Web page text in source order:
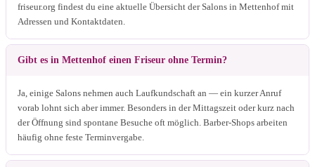
friseur.org findest du eine aktuelle Übersicht der Salons in Mettenhof mit
Adressen und Kontaktdaten.
Gibt es in Mettenhof einen Friseur ohne Termin?
Ja, einige Salons nehmen auch Laufkundschaft an — ein kurzer Anruf
vorab lohnt sich aber immer. Besonders in der Mittagszeit oder kurz nach
der Öffnung sind spontane Besuche oft möglich. Barber-Shops arbeiten
häufig ohne feste Terminvergabe.